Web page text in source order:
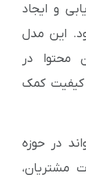
و ایجاد
این مدل
محتوا در
کیفیت کمک
در حوزه
مشتریان،